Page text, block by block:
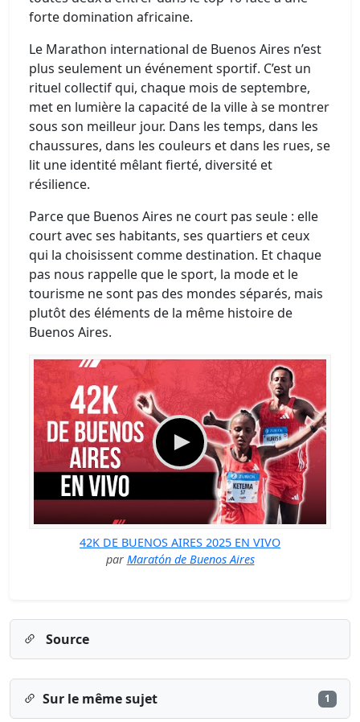
forte domination africaine.
Le Marathon international de Buenos Aires n’est
plus seulement un événement sportif. C’est un
rituel collectif qui, chaque mois de septembre,
met en lumière la capacité de la ville à se montrer
sous son meilleur jour. Dans les temps, dans les
chaussures, dans les couleurs et dans les rues, se
lit une identité mêlant fierté, diversité et
résilience.
Parce que Buenos Aires ne court pas seule : elle
court avec ses habitants, ses quartiers et ceux
qui la choisissent comme destination. Et chaque
pas nous rappelle que le sport, la mode et le
tourisme ne sont pas des mondes séparés, mais
plutôt des éléments de la même histoire de
Buenos Aires.
42K DE BUENOS AIRES 2025 EN VIVO
par Maratón de Buenos Aires
Source
Sur le même sujet 1